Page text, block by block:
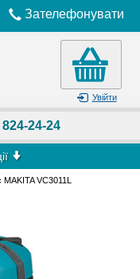
Зателефонувати
Увійти
24-24
VC3011L